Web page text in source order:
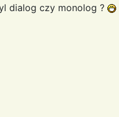
dialog czy monolog ?